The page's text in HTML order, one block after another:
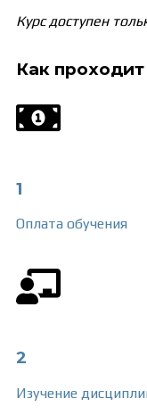
Курс доступен
Как
1
Оплата обучения
2
Изучение